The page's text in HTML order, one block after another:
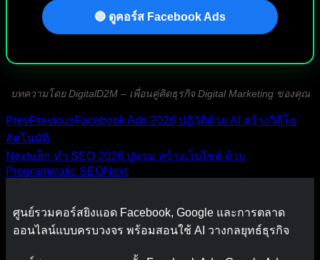
🔵 ดูคอร์ส Facebook Ads
บทความโดย DigitalD2M – เพื่อนคู่คิดธุรกิจ Digital Marketing ของคุณ
PrevPreviousFacebook Ads 2026 ปฏิวัติด้วย AI สร้างวิดีโอ
อัตโนมัติ
Nextแฮ็ก ทำ SEO 2026 ปูพรม สร้างเว็บไซต์ ด้วย
Programmatic SEONext
ศูนย์รวมคอร์สยิงแอด Facebook, Google และการตลาด
ออนไลน์แบบครบวงจร พร้อมสอนใช้ AI วางกลยุทธ์ธุรกิจ